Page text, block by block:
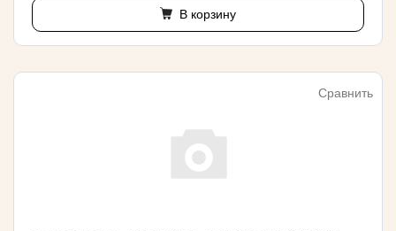
В корзину
Сравнить